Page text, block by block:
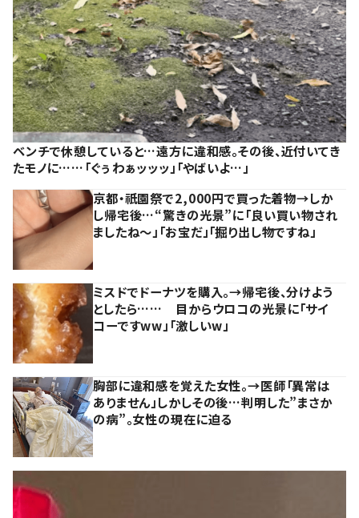
ベンチで休憩していると…遠方に違和感。その後、近付いてき
たモノに……「ぐぅわぁッッッ」「やばいよ…」
京都・祇園祭で2,000円で買った着物→しか
し帰宅後…“驚きの光景”に「良い買い物され
ましたね～」「お宝だ」「掘り出し物ですね」
ミスドでドーナツを購入。→帰宅後、分けよう
としたら…… 目からウロコの光景に「サイ
コーですww」「激しいw」
胸部に違和感を覚えた女性。→医師「異常は
ありません」しかしその後…判明した”まさか
の病”。女性の現在に迫る